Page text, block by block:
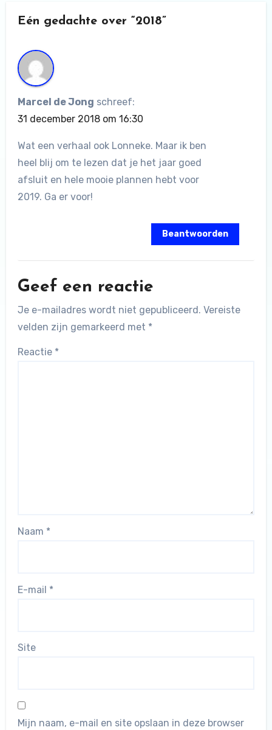
Eén gedachte over “2018”
Marcel de Jong schreef:
31 december 2018 om 16:30
Wat een verhaal ook Lonneke. Maar ik ben
heel blij om te lezen dat je het jaar goed
afsluit en hele mooie plannen hebt voor
2019. Ga er voor!
Beantwoorden
Geef een reactie
Je e-mailadres wordt niet gepubliceerd. Vereiste
velden zijn gemarkeerd met *
Reactie *
Naam *
E-mail *
Site
Mijn naam, e-mail en site opslaan in deze browser